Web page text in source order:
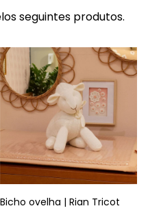
seguintes produtos.
Bicho ovelha | Rian Tricot